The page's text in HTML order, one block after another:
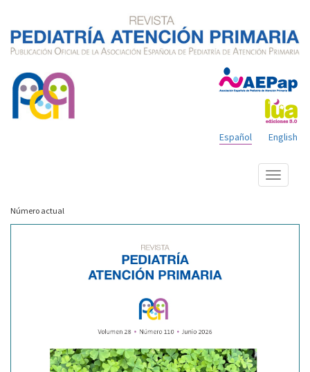
English
Español
Mostrar
menú
Número actual